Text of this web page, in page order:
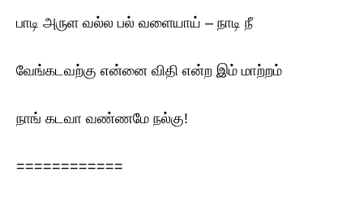
பாடி அருள வல்ல பல் வளையாய் – நாடி நீ
வேங்கடவற்கு என்னை விதி என்ற இம் மாற்றம்
நாங் கடவா வண்ணமே நல்கு!
============